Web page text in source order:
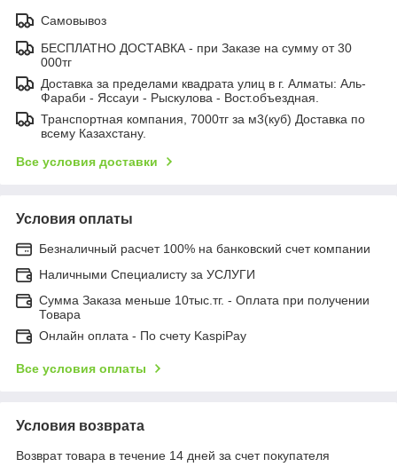
Самовывоз
БЕСПЛАТНО ДОСТАВКА - при Заказе на сумму от 30
000тг
Доставка за пределами квадрата улиц в г. Алматы: Аль-
Фараби - Яссауи - Рыскулова - Вост.объездная.
Транспортная компания, 7000тг за м3(куб) Доставка по
всему Казахстану.
Все условия доставки
Условия оплаты
Безналичный расчет 100% на банковский счет компании
Наличными Специалисту за УСЛУГИ
Сумма Заказа меньше 10тыс.тг. - Оплата при получении
Товара
Онлайн оплата - По счету KaspiPay
Все условия оплаты
Условия возврата
Возврат товара в течение 14 дней за счет покупателя